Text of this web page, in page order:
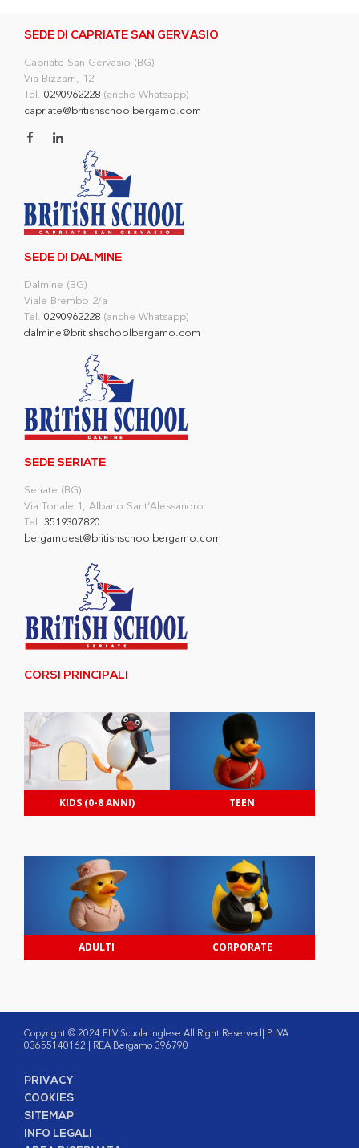
SEDE DI CAPRIATE SAN GERVASIO
Capriate San Gervasio (BG)
Via Bizzarri, 12
Tel. 0290962228 (anche Whatsapp)
capriate@britishschoolbergamo.com
SEDE DI DALMINE
Dalmine (BG)
Viale Brembo 2/a
Tel. 0290962228 (anche Whatsapp)
dalmine@britishschoolbergamo.com
SEDE SERIATE
Seriate (BG)
Via Tonale 1, Albano Sant’Alessandro
Tel. 3519307820
bergamoest@britishschoolbergamo.com
CORSI PRINCIPALI
KIDS (0-8 ANNI) TEEN
ADULTI CORPORATE
Copyright © 2024 ELV Scuola Inglese All Right Reserved| P. IVA
03655140162 | REA Bergamo 396790
PRIVACY
COOKIES
SITEMAP
INFO LEGALI